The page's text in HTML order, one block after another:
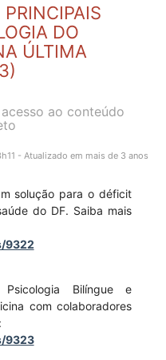
DO
ÚLTIMA
ao conteúdo
- Atualizado em mais de 3 anos
solução para o déficit
do DF. Saiba mais
9322
Bilíngue e
com colaboradores
9323